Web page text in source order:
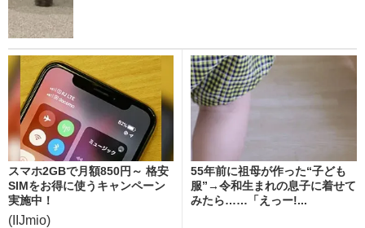
スマホ2GBで月額850円～ 格安
SIMをお得に使うキャンペーン
実施中！
(IIJmio)
55年前に祖母が作った“子ども
服”→令和生まれの息子に着せて
みたら……「えっー!...